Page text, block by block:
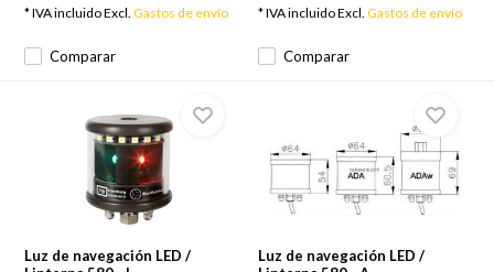
Comparar
* IVA incluido Excl.Gastos de envío
Comparar
* IVA incluido Excl. Gastos de envío
Luz de navegación LED /
Luz de navegación LED /